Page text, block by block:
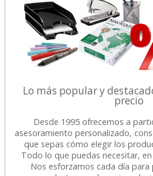
Lo más popular y
precio
Desde 1995 ofrecemos a
asesoramiento personalizado,
que sepas cómo elegir los
Todo lo que puedas necesitar,
Nos esforzamos cada día